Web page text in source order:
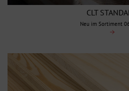
CLT
Neu im Sortiment